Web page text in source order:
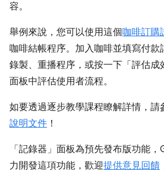
容。
舉例來說，您可以使用這個咖啡訂購
咖啡結帳程序。加入咖啡並填寫付款
錄製、重播程序，或按一下「評估成
面板中評估使用者流程。
如要透過逐步教學課程瞭解詳情，請
說明文件 ！
「記錄器」 面板為預先發布版功能
力開發這項功能，歡迎提供意見回饋